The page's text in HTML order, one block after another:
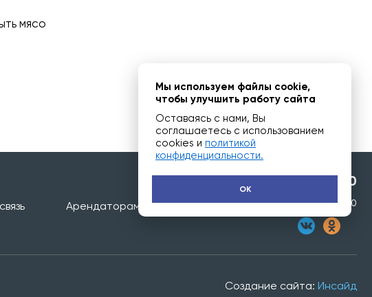
мясо
8 (3952) 436-510
Режим работы 09:00 - 20:00
Арендаторам
Создание сайта: Инсайд
Мы используем файлы cookie,
чтобы улучшить работу сайта
Оставаясь с нами, Вы
соглашаетесь с использованием
cookies и политикой
конфиденциальности.
OK